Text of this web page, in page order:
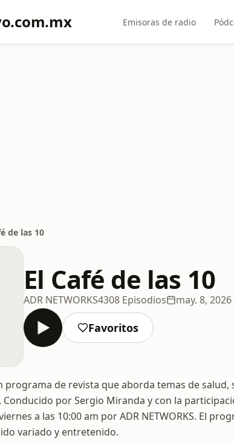
Emisoras de radio
de las 10
El Café de las 10
ADR NETWORKS4308 Episodios may. 8, 2026
Favoritos
programa de revista que aborda temas de
Conducido por Sergio Miranda y con la
a las 10:00 am por ADR NETWORKS. El
variado y entretenido.